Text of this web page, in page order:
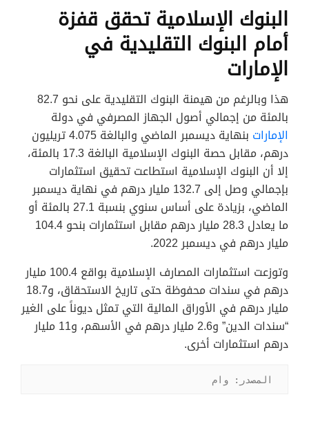
البنوك الإسلامية تحقق قفزة
أمام البنوك التقليدية في
الإمارات
هذا وبالرغم من هيمنة البنوك التقليدية على نحو 82.7
بالمئة من إجمالي أصول الجهاز المصرفي في دولة
الإمارات
بنهاية ديسمبر الماضي والبالغة 4.075 تريليون
درهم، مقابل حصة البنوك الإسلامية البالغة 17.3 بالمئة،
إلا أن البنوك الإسلامية استطاعت تحقيق استثمارات
بإجمالي وصل إلى 132.7 مليار درهم في نهاية ديسمبر
الماضي، بزيادة على أساس سنوي بنسبة 27.1 بالمئة أو
ما يعادل 28.3 مليار درهم مقابل استثمارات بنحو 104.4
مليار درهم في ديسمبر 2022.
وتوزعت استثمارات المصارف الإسلامية بواقع 100.4 مليار
درهم في سندات محفوظة حتى تاريخ الاستحقاق، و18.7
مليار درهم في الأوراق المالية التي تمثل ديوناً على الغير
“سندات الدين” و2.6 مليار درهم في الأسهم، و11 مليار
درهم استثمارات أخرى.
المصدر: وام